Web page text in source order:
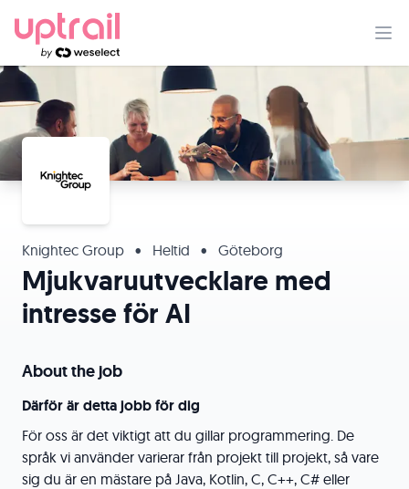
Knightec Group • Heltid • Göteborg
Mjukvaruutvecklare med
intresse för AI
About the job
Därför är detta jobb för dig
För oss är det viktigt att du gillar programmering. De
språk vi använder varierar från projekt till projekt, så vare
sig du är en mästare på Java, Kotlin, C, C++, C# eller